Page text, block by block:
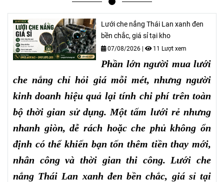
Lưới che nắng Thái Lan xanh đen
bền chắc, giá sỉ tại kho
07/08/2026 | 11 Lượt xem
Phần lớn người mua lưới
che nắng chỉ hỏi giá mỗi mét, nhưng người
kinh doanh hiệu quả lại tính chi phí trên toàn
bộ thời gian sử dụng. Một tấm lưới rẻ nhưng
nhanh giòn, dễ rách hoặc che phủ không ổn
định có thể khiến bạn tốn thêm tiền thay mới,
nhân công và thời gian thi công. Lưới che
nắng Thái Lan xanh đen bền chắc, giá sỉ tại